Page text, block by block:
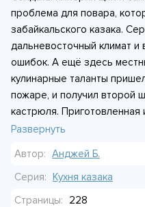
романы
Классика жанра
проблема для повара,
забайкальского казака.
дальневосточный климат
ошибок. А ещё здесь
кулинарные таланты
пожаре, и получил второй
кастрюля.
свойствами, и это меняет
накормить тех, кто его
войне.
Развернуть
Автор: Анджей Б.
Серия: Кухня казака
Страницы:
228